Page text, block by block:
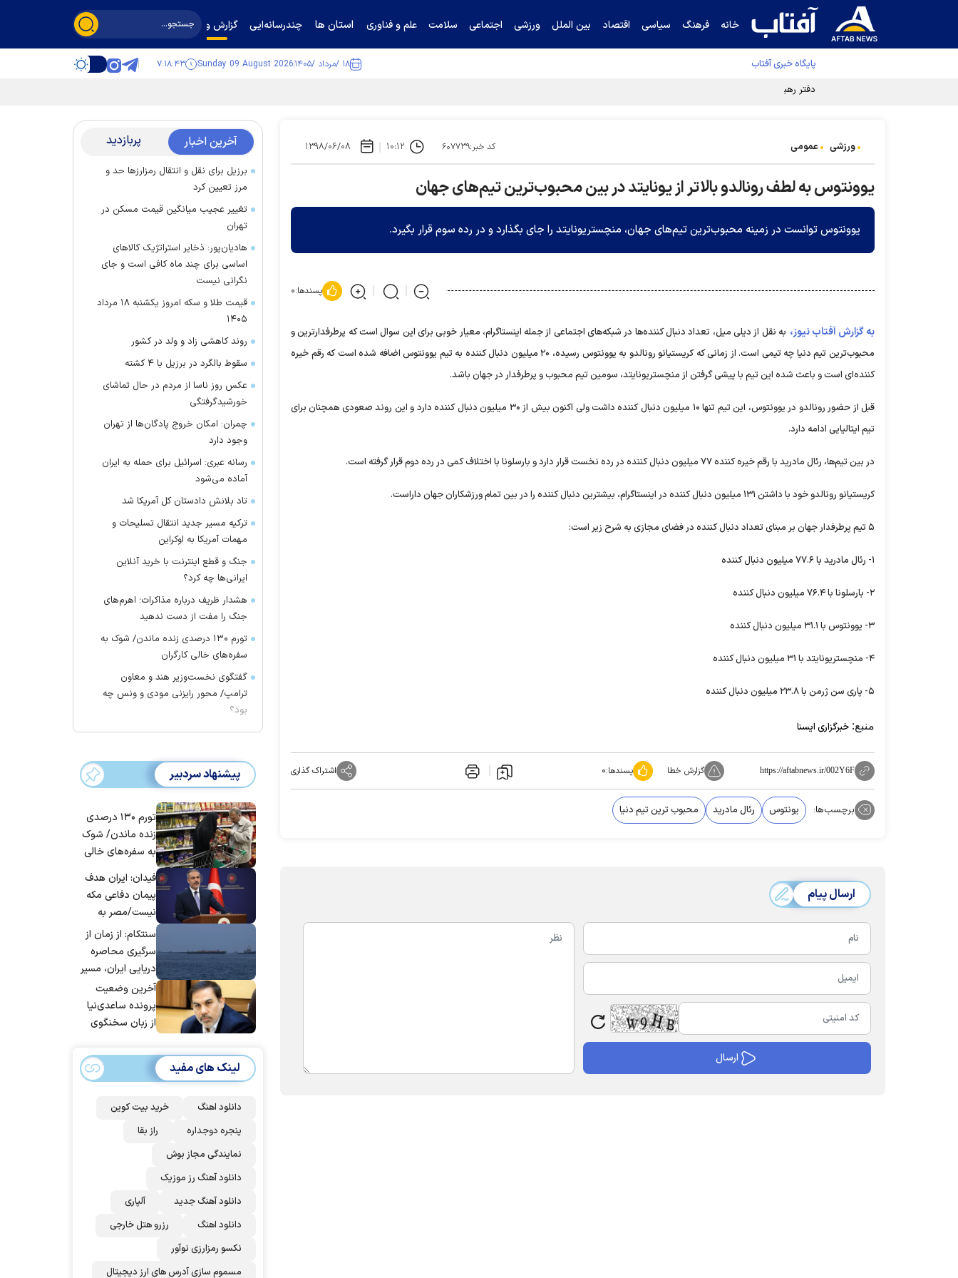
خانه فرهنگ سیاسی اقتصاد بین الملل ورزشی اجتماعی سلامت علم و فناوری استان ها چندرسانه‌ایی گزارش و گفت‌وگو
پایگاه خبری آفتاب ۱۸ /مرداد /۱۴۰۵ Sunday 09 August 2026 ۷:۱۸:۴۴
دفتر رهبر انقلاب ادعای خرازی درباره پزشکیان را تکذیب کرد
ورزشی عمومی کد خبر:۶۰۷۷۳۹ ۱۰:۱۲ ۱۳۹۸/۰۶/۰۸
یوونتوس به لطف رونالدو بالاتر از یونایتد در بین محبوب‌ترین تیم‌های جهان
یوونتوس توانست در زمینه محبوب‌ترین تیم‌های جهان، منچستریونایتد را جای بگذارد و در رده سوم قرار بگیرد.
پسندها:۰
به گزارش آفتاب نیوز، به نقل از دیلی میل،‌ تعداد دنبال کننده‌ها در شبکه‌های اجتماعی از جمله اینستاگرام، معیار خوبی برای این سوال است که پرطرفدارترین و
محبوب‌ترین تیم دنیا چه تیمی است. از زمانی که کریستیانو رونالدو به یوونتوس رسیده، ۲۰ میلیون دنبال کننده به تیم یوونتوس اضافه شده است که رقم خیره
کننده‌ای است و باعث شده این تیم با پیشی گرفتن از منچستریونایتد، سومین تیم محبوب و پرطرفدار در جهان باشد.
قبل از حضور رونالدو در یوونتوس، این تیم تنها ۱۰ میلیون دنبال کننده داشت ولی اکنون بیش از ۳۰ میلیون دنبال کننده دارد و این روند صعودی همچنان برای
تیم ایتالیایی ادامه دارد.
در بین تیم‌ها، رئال مادرید با رقم خیره کننده ۷۷ میلیون دنبال کننده در رده نخست قرار دارد و بارسلونا با اختلاف کمی در رده دوم قرار گرفته است.
کریستیانو رونالدو خود با داشتن ۱۳۱ میلیون دنبال کننده در اینستاگرام، بیشترین دنبال کننده را در بین تمام ورزشکاران جهان داراست.
۵ تیم پرطرفدار جهان بر مبنای تعداد دنبال کننده در فضای مجازی به شرح زیر است:
۱- رئال مادرید با ۷۷.۶ میلیون دنبال کننده
۲- بارسلونا با ۷۶.۴ میلیون دنبال کننده
۳- یوونتوس با ۳۱.۱ میلیون دنبال کننده
۴- منچستریونایتد با ۳۱ میلیون دنبال کننده
۵- پاری سن ژرمن با ۲۳.۸ میلیون دنبال کننده
منبع: خبرگزاری ایسنا
https://aftabnews.ir/002Y6F گزارش خطا پسندها:۰ اشتراک گذاری
برچسب‌ها: یونتوس رئال مادرید محبوب ترین تیم دنیا
ارسال پیام
آخرین اخبار پربازدید
برزیل برای نقل‌ و انتقال رمزارز‌ها حد و
مرز تعیین کرد
تغییر عجیب میانگین قیمت مسکن در
تهران
هادیان‌پور: ذخایر استراتژیک کالا‌های
اساسی برای چند ماه کافی است و جای
نگرانی نیست
قیمت طلا و سکه امروز یکشنبه ۱۸ مرداد
۱۴۰۵
روند کاهشی زاد و ولد در کشور
سقوط بالگرد در برزیل با ۴ کشته
عکس روز ناسا از مردم در حال تماشای
خورشیدگرفتگی
چمران: امکان خروج پادگان‌ها از تهران
وجود دارد
رسانه عبری: اسرائیل برای حمله به ایران
آماده می‌شود
تاد بلانش دادستان کل آمریکا شد
ترکیه مسیر جدید انتقال تسلیحات و
مهمات آمریکا به اوکراین
جنگ و قطع اینترنت با خرید آنلاین
ایرانی‌ها چه کرد؟
هشدار ظریف درباره مذاکرات؛ اهرم‌های
جنگ را مفت از دست ندهید
تورم ۱۳۰ درصدی زنده ماندن/ شوک به
سفره‌های خالی کارگران
گفتگوی نخست‌وزیر هند و معاون
ترامپ/ محور رایزنی مودی و ونس چه
بود؟
پیشنهاد سردبیر
تورم ۱۳۰ درصدی
زنده ماندن/ شوک
به سفره‌های خالی
فیدان: ایران هدف
پیمان دفاعی مکه
نیست/مصر به
جمع ترکیه،
عربستان و
پاکستان می
پیوندد
سنتکام: از زمان از
سرگیری محاصره
دریایی ایران، مسیر
بیش از ۵۰ کشتی را
تغییر داده‌ایم
آخرین وضعیت
پرونده ساعدی‌نیا
از زبان سخنگوی
لینک های مفید
دانلود اهنگ
خرید بیت کوین
پنجره دوجداره
راز بقا
نمایندگی مجاز بوش
دانلود آهنگ رز‌ موزیک
دانلود آهنگ جدید
آلپاری
دانلود اهنگ
رزرو هتل خارجی
نکسو رمزارزی نوآور
مسموم سازی آدرس های ارز دیجیتال